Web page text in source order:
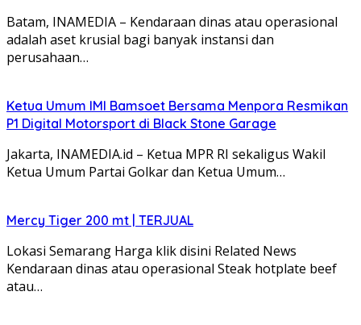
Batam, INAMEDIA – Kendaraan dinas atau operasional
adalah aset krusial bagi banyak instansi dan
perusahaan…
Ketua Umum IMI Bamsoet Bersama Menpora Resmikan
P1 Digital Motorsport di Black Stone Garage
Jakarta, INAMEDIA.id – Ketua MPR RI sekaligus Wakil
Ketua Umum Partai Golkar dan Ketua Umum…
Mercy Tiger 200 mt | TERJUAL
Lokasi Semarang Harga klik disini Related News
Kendaraan dinas atau operasional Steak hotplate beef
atau…